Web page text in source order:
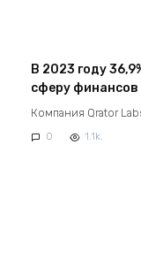
В 2023 году
сферу финансов
Компания Qrator
0 1.1k.